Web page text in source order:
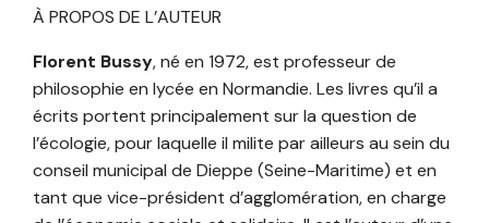
À PROPOS DE L’AUTEUR
Florent Bussy, né en 1972, est professeur de
philosophie en lycée en Normandie. Les livres qu’il a
écrits portent principalement sur la question de
l’écologie, pour laquelle il milite par ailleurs au sein du
conseil municipal de Dieppe (Seine-Maritime) et en
tant que vice-président d’agglomération, en charge